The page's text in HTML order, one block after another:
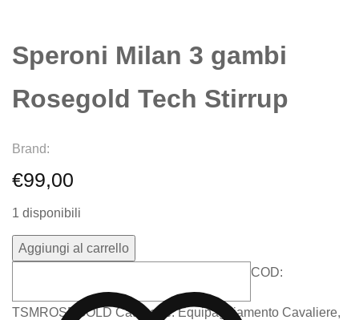
Speroni Milan 3 gambi
Rosegold Tech Stirrup
Brand:
€99,00
1 disponibili
Aggiungi al carrello
COD:
TSMROSEGOLD Categorie:Equipaggiamento Cavaliere,